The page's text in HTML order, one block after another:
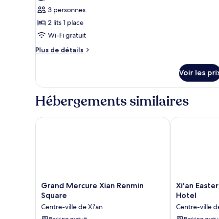
une
place
ce
type
de
chambre :
Chambre
lits
une
place
3 personnes
2 lits 1 place
Wi-Fi gratuit
Plus de détails
Plus
le
type
de
Chambre
Voir les
Hébergements similaires
Grand
Mercure
Xian
Renmin
Grand Mercure Xian Renmin
Square
Centre-ville de Xi'an
Grand Mercure Xian Renmin Square
Xi'an
Eastern
Boutique
Xi'an
Hotel
Centre-ville
Xi'an Eastern